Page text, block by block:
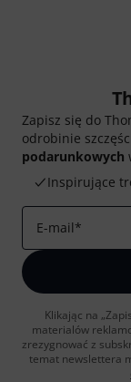
Zapisz się do
odrobinie
podarunkowych
Inspirujące
E-mail*
Klikając na
materialów
zrezygnować z
temat newslettera